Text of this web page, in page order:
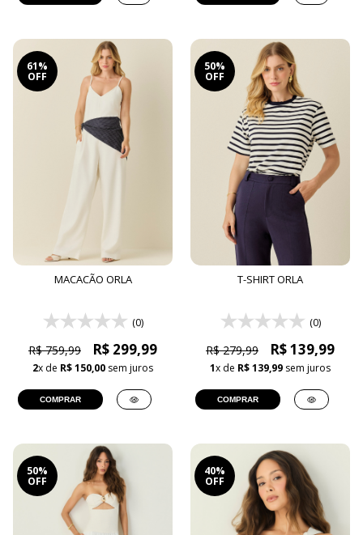
61%
OFF
MACACÃO ORLA
(0)
R$ 759,99 R$ 299,99
2x de R$ 150,00 sem juros
COMPRAR
50%
OFF
T-SHIRT ORLA
(0)
R$ 279,99 R$ 139,99
1x de R$ 139,99 sem juros
COMPRAR
50%
OFF
40%
OFF